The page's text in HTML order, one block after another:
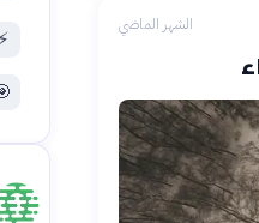
الشهر الماضي